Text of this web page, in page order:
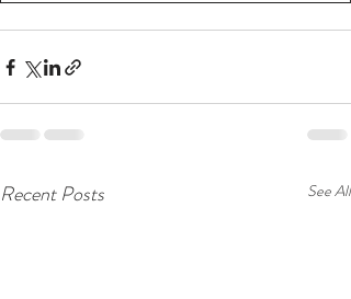
Recent Posts See All